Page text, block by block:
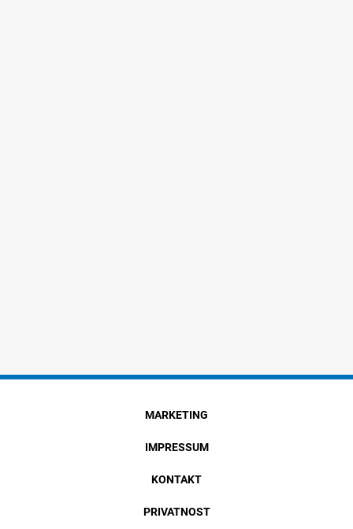
MARKETING
IMPRESSUM
KONTAKT
PRIVATNOST